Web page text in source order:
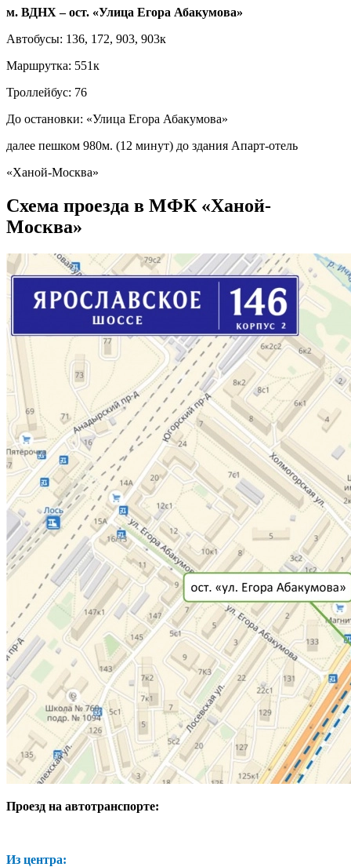
м. ВДНХ – ост. «Улица Егора Абакумова»
Автобусы: 136, 172, 903, 903к
Маршрутка: 551к
Троллейбус: 76
До остановки: «Улица Егора Абакумова»
далее пешком 980м. (12 минут) до здания Апарт-отель
«Ханой-Москва»
Схема проезда в МФК «Ханой-
Москва»
Проезд на автотранспорте:
Из центра: